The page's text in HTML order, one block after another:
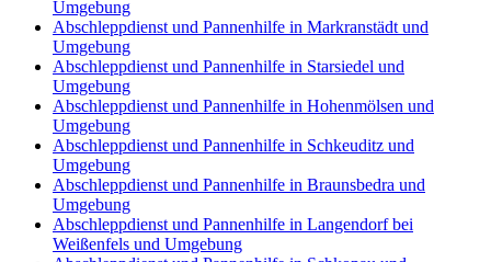
Umgebung
Abschleppdienst und Pannenhilfe in Markranstädt und
Umgebung
Abschleppdienst und Pannenhilfe in Starsiedel und
Umgebung
Abschleppdienst und Pannenhilfe in Hohenmölsen und
Umgebung
Abschleppdienst und Pannenhilfe in Schkeuditz und
Umgebung
Abschleppdienst und Pannenhilfe in Braunsbedra und
Umgebung
Abschleppdienst und Pannenhilfe in Langendorf bei
Weißenfels und Umgebung